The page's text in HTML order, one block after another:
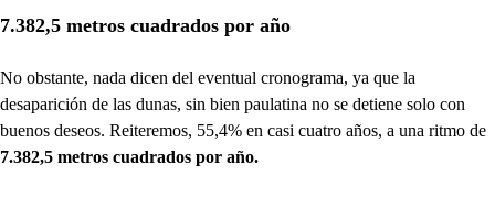
7.382,5 metros cuadrados por año
No obstante, nada dicen del eventual cronograma, ya que la
desaparición de las dunas, sin bien paulatina no se detiene solo con
buenos deseos. Reiteremos, 55,4% en casi cuatro años, a una ritmo de
7.382,5 metros cuadrados por año.